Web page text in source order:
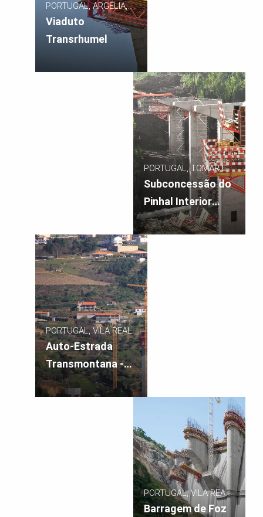
PORTUGAL, ARGÉLIA,
CONSTANTINE
Viaduto
Transrhumel
PORTUGAL, TOMAR E
COIMBRA
Subconcessão do
Pinhal Interior
Lote 10
PORTUGAL, VILA REAL
Auto-Estrada
Transmontana -
Viaduto do Corgo,
Vila Real
PORTUGAL, VILA REAL
– ALIJÓ
Barragem de Foz